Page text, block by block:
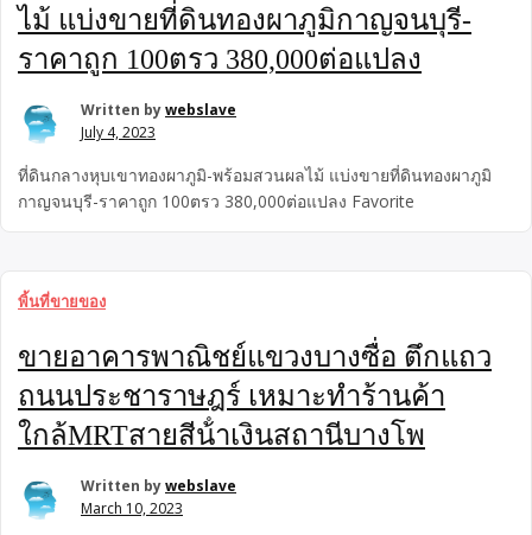
ไม้ แบ่งขายที่ดินทองผาภูมิกาญจนบุรี-
ราคาถูก 100ตรว 380,000ต่อแปลง
Written bywebslave
July 4, 2023
ที่ดินกลางหุบเขาทองผาภูมิ-พร้อมสวนผลไม้ แบ่งขายที่ดินทองผาภูมิ
กาญจนบุรี-ราคาถูก 100ตรว 380,000ต่อแปลง Favorite
พิ้นที่ขายของ
ขายอาคารพาณิชย์แขวงบางซื่อ ตึกแถว
ถนนประชาราษฎร์ เหมาะทำร้านค้า
ใกล้MRTสายสีน้ําเงินสถานีบางโพ
Written bywebslave
March 10, 2023